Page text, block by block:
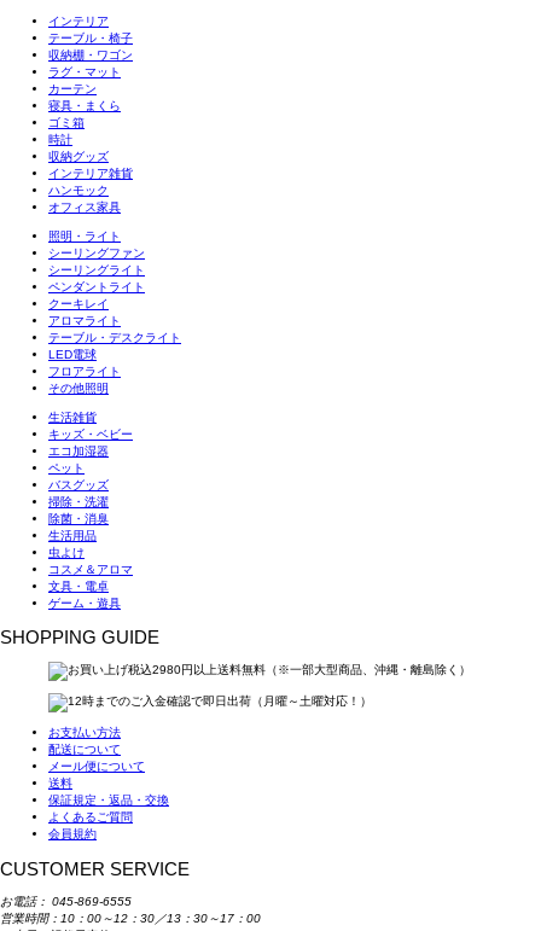
インテリア
テーブル・椅子
収納棚・ワゴン
ラグ・マット
カーテン
寝具・まくら
ゴミ箱
時計
収納グッズ
インテリア雑貨
ハンモック
オフィス家具
照明・ライト
シーリングファン
シーリングライト
ペンダントライト
クーキレイ
アロマライト
テーブル・デスクライト
LED電球
フロアライト
その他照明
生活雑貨
キッズ・ベビー
エコ加湿器
ペット
バスグッズ
掃除・洗濯
除菌・消臭
生活用品
虫よけ
コスメ＆アロマ
文具・電卓
ゲーム・遊具
SHOPPING GUIDE
お支払い方法
配送について
メール便について
送料
保証規定・返品・交換
よくあるご質問
会員規約
CUSTOMER SERVICE
お電話： 045-869-6555
営業時間：10：00～12：30／13：30～17：00